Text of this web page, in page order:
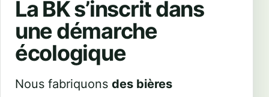
La BK s’inscrit dans
une démarche
écologique
Nous fabriquons des bières